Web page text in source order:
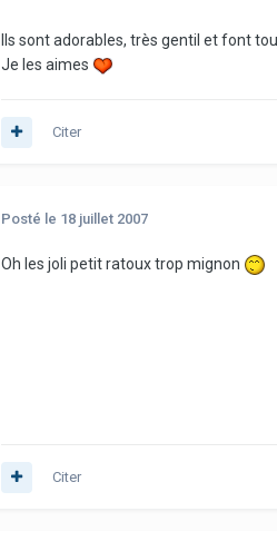
Ils sont adorables, très gentil et font
Je les aimes
Citer
Posté le 18 juillet 2007
Oh les joli petit ratoux trop mignon
Citer